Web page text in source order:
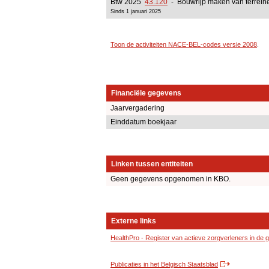
Btw 2025 43.120 - Bouwrijp maken van
Sinds 1 januari 2025
Toon de activiteiten NACE-BEL-codes versie 2008
Financiële gegevens
Jaarvergadering
Einddatum boekjaar
Linken tussen entiteiten
Geen gegevens opgenomen in KBO.
Externe links
HealthPro - Register van actieve zorgverleners in de
Publicaties in het Belgisch Staatsblad